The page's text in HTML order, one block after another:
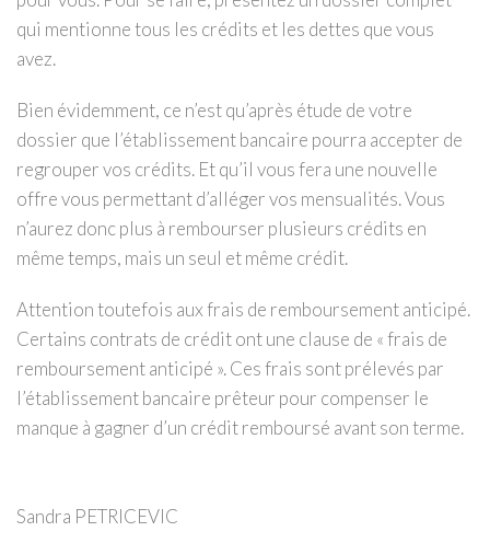
qui mentionne tous les crédits et les dettes que vous
avez.
Bien évidemment, ce n’est qu’après étude de votre
dossier que l’établissement bancaire pourra accepter de
regrouper vos crédits. Et qu’il vous fera une nouvelle
offre vous permettant d’alléger vos mensualités. Vous
n’aurez donc plus à rembourser plusieurs crédits en
même temps, mais un seul et même crédit.
Attention toutefois aux frais de remboursement anticipé.
Certains contrats de crédit ont une clause de « frais de
remboursement anticipé ». Ces frais sont prélevés par
l’établissement bancaire prêteur pour compenser le
manque à gagner d’un crédit remboursé avant son terme.
Sandra PETRICEVIC